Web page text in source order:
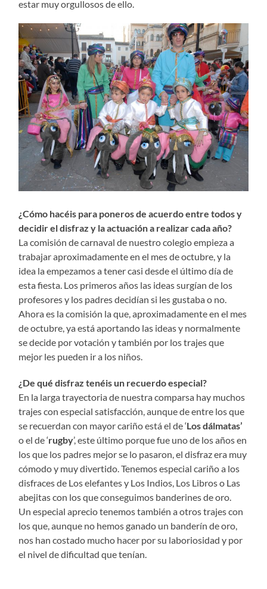
estar muy orgullosos de ello.
¿Cómo hacéis para poneros de acuerdo entre todos y
decidir el disfraz y la actuación a realizar cada año?
La comisión de carnaval de nuestro colegio empieza a
trabajar aproximadamente en el mes de octubre, y la
idea la empezamos a tener casi desde el último día de
esta fiesta. Los primeros años las ideas surgían de los
profesores y los padres decidían si les gustaba o no.
Ahora es la comisión la que, aproximadamente en el mes
de octubre, ya está aportando las ideas y normalmente
se decide por votación y también por los trajes que
mejor les pueden ir a los niños.
¿De qué disfraz tenéis un recuerdo especial?
En la larga trayectoria de nuestra comparsa hay muchos
trajes con especial satisfacción, aunque de entre los que
se recuerdan con mayor cariño está el de ‘Los dálmatas’
o el de ‘rugby’, este último porque fue uno de los años en
los que los padres mejor se lo pasaron, el disfraz era muy
cómodo y muy divertido. Tenemos especial cariño a los
disfraces de Los elefantes y Los Indios, Los Libros o Las
abejitas con los que conseguimos banderines de oro.
Un especial aprecio tenemos también a otros trajes con
los que, aunque no hemos ganado un banderín de oro,
nos han costado mucho hacer por su laboriosidad y por
el nivel de dificultad que tenían.